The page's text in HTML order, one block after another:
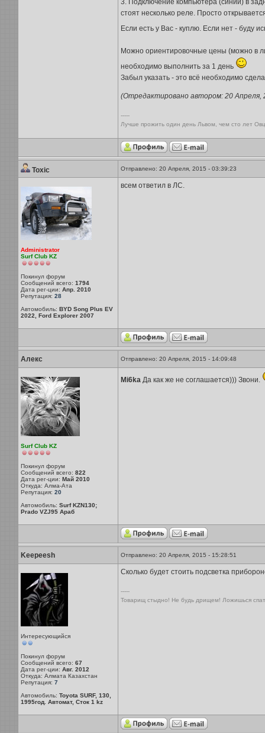
3. Подключение компьютера (синий) в
стоят несколько реле. Просто
Если есть у Вас - куплю. Если нет - буду
Можно ориентировочные цены (можно в
необходимо выполнить за 1 день
Забыл указать - это всё необходимо
(Отредактировано автором: 20 Апреля,
-----
Лучше прожить один день Львом, чем сто лет
Toxic Отправлено: 20 Апреля, 2015 - 03:39:23
Administrator
Surf Club KZ
Покинул форум
Сообщений всего: 1794
Дата рег-ции: Апр. 2010
Репутация: 28
Автомобиль: BYD Song Plus EV
2022, Ford Explorer 2007
всем ответил в ЛС.
Алекс Отправлено: 20 Апреля, 2015 - 14:09:48
Surf Club KZ
Покинул форум
Сообщений всего: 822
Дата рег-ции: Май 2010
Откуда: Алма-Ата
Репутация: 20
Автомобиль: Surf KZN130;
Prado VZJ95 Араб
Mi6kaДа как же не соглашается))) Звони.
Keepeesh Отправлено: 20 Апреля, 2015 - 15:28:51
Интересующийся
Покинул форум
Сообщений всего: 67
Дата рег-ции: Авг. 2012
Откуда: Алмата Казахстан
Репутация: 7
Автомобиль: Toyota SURF, 130,
1995год. Автомат, Сток 1 kz
Сколько будет стоить подсветка
-----
Товарищ стыдно! Не будь дрищем! Ложишься